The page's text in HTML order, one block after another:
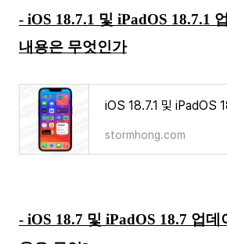
- iOS 18.7.1 및 iPadOS 18.7.1
내용은 무엇인가
stormhong.com
- iOS 18.7 및 iPadOS 18.7 업데